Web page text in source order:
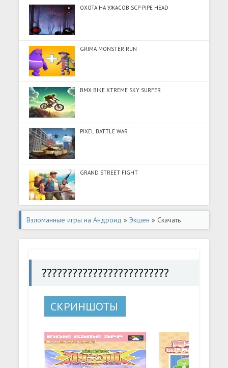
ОХОТА НА УЖАСОВ SCP PIPE HEAD
GRIMA MONSTER RUN
BMX BIKE XTREME SKY SURFER
PIXEL BATTLE WAR
GRAND STREET FIGHT
Взломанные игры на Андроид »Экшен » Скачать
????????????????????????? (Разблокировано все) на
?????????????????????????
СКРИНШОТЫ